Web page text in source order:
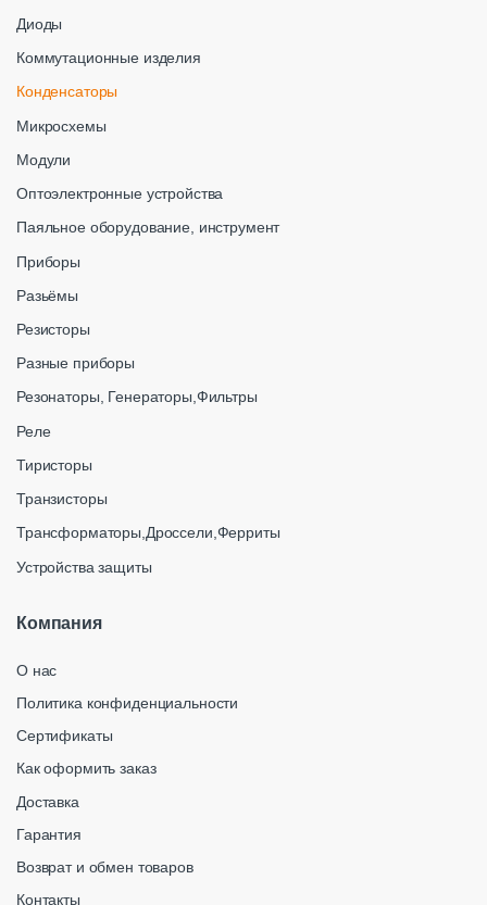
Диоды
Коммутационные изделия
Конденсаторы
Микросхемы
Модули
Оптоэлектронные устройства
Паяльное оборудование, инструмент
Приборы
Разьёмы
Резисторы
Разные приборы
Резонаторы, Генераторы,Фильтры
Реле
Тиристоры
Транзисторы
Трансформаторы,Дроссели,Ферриты
Устройства защиты
Компания
О нас
Политика конфиденциальности
Сертификаты
Как оформить заказ
Доставка
Гарантия
Возврат и обмен товаров
Контакты